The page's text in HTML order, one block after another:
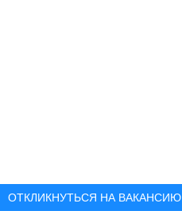
ОТКЛИКНУТЬСЯ НА ВАКАНСИЮ